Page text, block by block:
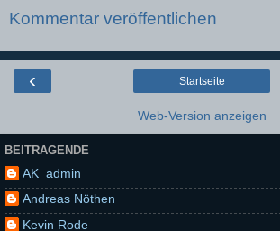
Kommentar veröffentlichen
‹ Startseite
Web-Version anzeigen
BEITRAGENDE
AK_admin
Andreas Nöthen
Kevin Rode